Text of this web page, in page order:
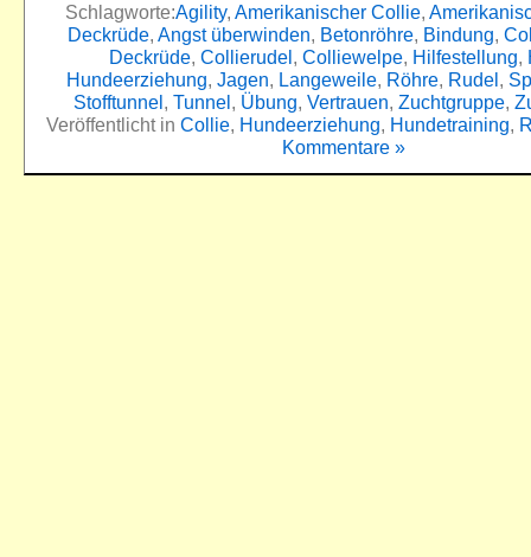
Schlagworte:Agility, Amerikanischer Collie,
Deckrüde, Angst überwinden, Betonröhre, Bindung,
Deckrüde, Collierudel, Colliewelpe, Hilfestellung,
Hundeerziehung, Jagen, Langeweile, Röhre, Rudel,
Stofftunnel, Tunnel, Übung, Vertrauen, Zuchtgruppe,
Veröffentlicht in Collie, Hundeerziehung, Hundetraining,
Kommentare »